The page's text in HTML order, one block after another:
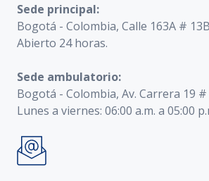
Sede principal:
Bogotá - Colombia, Calle 163A #
Abierto 24 horas.
Sede ambulatorio:
Bogotá - Colombia, Av. Carrera 19 #
Lunes a viernes: 06:00 a.m. a 05:00